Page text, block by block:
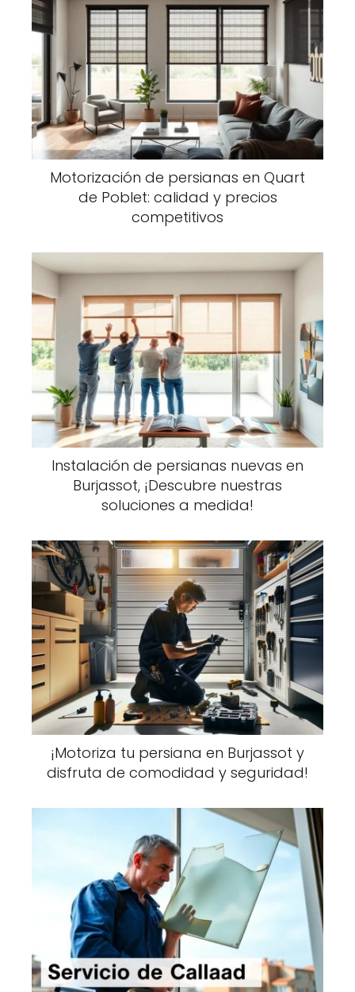
Motorización de persianas en Quart
de Poblet: calidad y precios
competitivos
Instalación de persianas nuevas en
Burjassot, ¡Descubre nuestras
soluciones a medida!
¡Motoriza tu persiana en Burjassot y
disfruta de comodidad y seguridad!